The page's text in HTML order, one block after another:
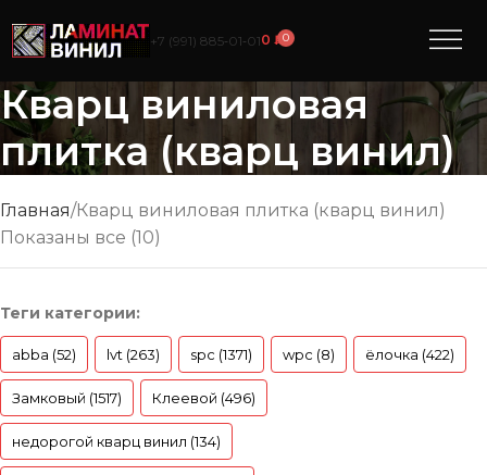
+7 (991) 885‑01‑010₽0
Кварц виниловая
плитка (кварц винил)
Главная Кварц виниловая плитка (кварц винил)
Показаны все (10)
Теги категории:
abba (52) lvt (263) spc (1371) wpc (8) ёлочка (422)
Замковый (1517) Клеевой (496)
недорогой кварц винил (134)